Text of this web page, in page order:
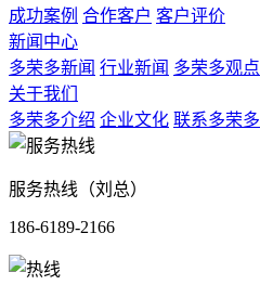
成功案例 合作客户 客户评价
新闻中心
多荣多新闻 行业新闻 多荣多观点
关于我们
多荣多介绍 企业文化 联系多荣多
服务热线（刘总）
186-6189-2166